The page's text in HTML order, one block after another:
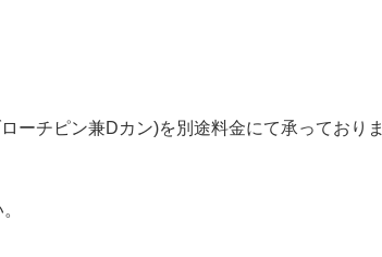
ーチピン兼Dカン)を別途料金にて承っておりま